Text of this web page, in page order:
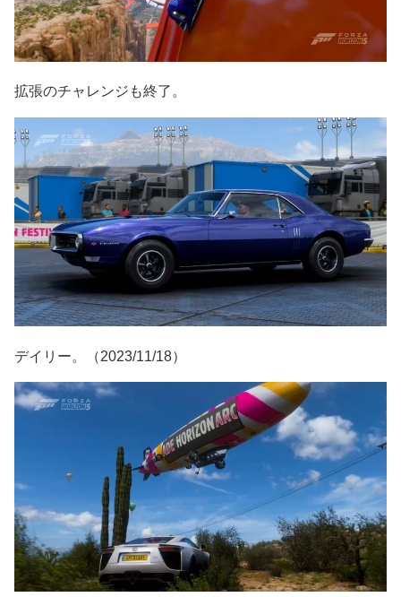
拡張のチャレンジも終了。
デイリー。（2023/11/18）